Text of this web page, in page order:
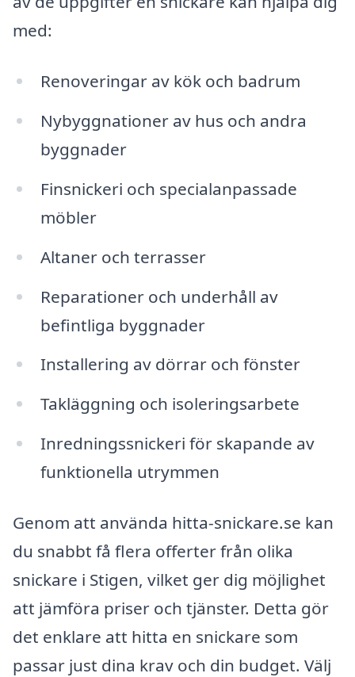
med:
Renoveringar av kök och badrum
Nybyggnationer av hus och andra
byggnader
Finsnickeri och specialanpassade
möbler
Altaner och terrasser
Reparationer och underhåll av
befintliga byggnader
Installering av dörrar och fönster
Takläggning och isoleringsarbete
Inredningssnickeri för skapande av
funktionella utrymmen
Genom att använda hitta-snickare.se kan
du snabbt få flera offerter från olika
snickare i Stigen, vilket ger dig möjlighet
att jämföra priser och tjänster. Detta gör
det enklare att hitta en snickare som
passar just dina krav och din budget. Välj